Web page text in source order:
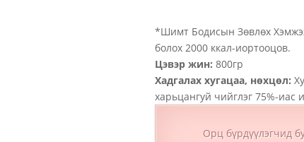
*Шимт Бодисын Зөвлөх
болох 2000 ккал-иортооцов.
Цэвэр жин: 800гр
Хадгалах хугацаа, нөхцөл:
харьцангуй чийглэг 75%-иас
Орц бүрдүүлэгчид